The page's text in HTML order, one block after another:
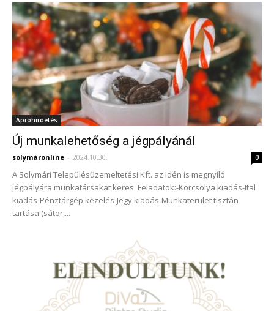
Apróhirdetés
Új munkalehetőség a jégpályánál
solymáronline - 2024.10.30. 0
A Solymári Településüzemeltetési Kft. az idén is megnyíló
jégpályára munkatársakat keres. Feladatok:-Korcsolya kiadás-Ital
kiadás-Pénztárgép kezelés-Jegy kiadás-Munkaterület tisztán
tartása (sátor,...